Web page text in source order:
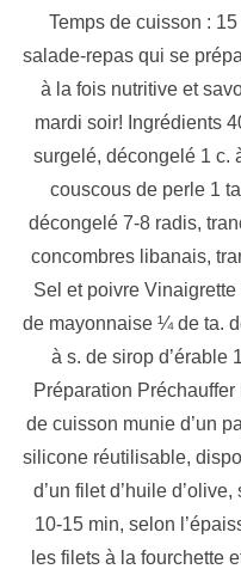
Temps de cuisson :
salade-repas qui se
à la fois nutritive et
mardi soir! Ingrédients
surgelé, décongelé 1 c.
couscous de perle 1
décongelé 7-8 radis,
concombres libanais,
Sel et poivre
de mayonnaise ¼ de ta.
à s. de sirop d’érable
Préparation
de cuisson munie d’un
silicone réutilisable,
d’un filet d’huile
10-15 min, selon
les filets à la fourchette